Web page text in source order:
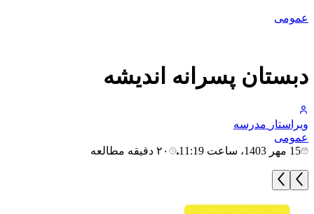
عمومی
دبستان پسرانه اندیشه
ویراستار مدرسه
عمومی
15 مهر 1403، ساعت 11:19
۲۰ دقیقه مطالعه